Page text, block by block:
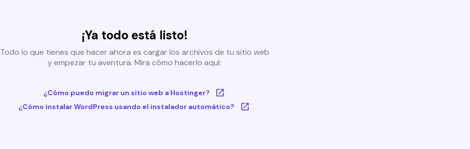
¡Ya todo está listo!
Todo lo que tienes que hacer ahora es cargar los archivos de tu sitio web
y empezar tu aventura. Mira cómo hacerlo aquí:
¿Cómo puedo migrar un sitio web a Hostinger?
¿Cómo instalar WordPress usando el instalador automático?